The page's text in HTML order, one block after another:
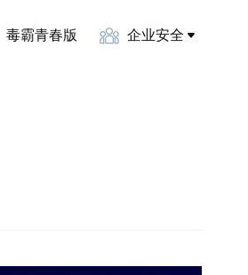
毒霸青春版 企业安全